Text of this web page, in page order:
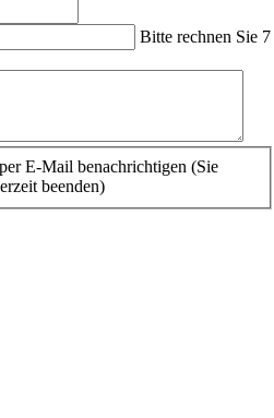
Bitte rechnen Sie 7
E-Mail benachrichtigen (Sie
beenden)